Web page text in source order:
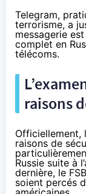
Telegram,
terrorisme, a
messagerie
complet en
télécoms.
raisons
Officiellement,
raisons de
Russie suite à
dernière, le
soient percés